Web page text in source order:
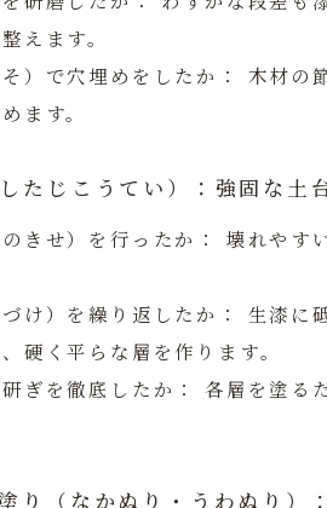
えます。
）で穴埋めをしたか：
木材の
ます。
たじこうてい）：強固な土
きせ）を行ったか：
壊れやす
け）を繰り返したか：
生漆に
硬く平らな層を作ります。
ぎを徹底したか：
各層を塗る
り（なかぬり・うわぬり）